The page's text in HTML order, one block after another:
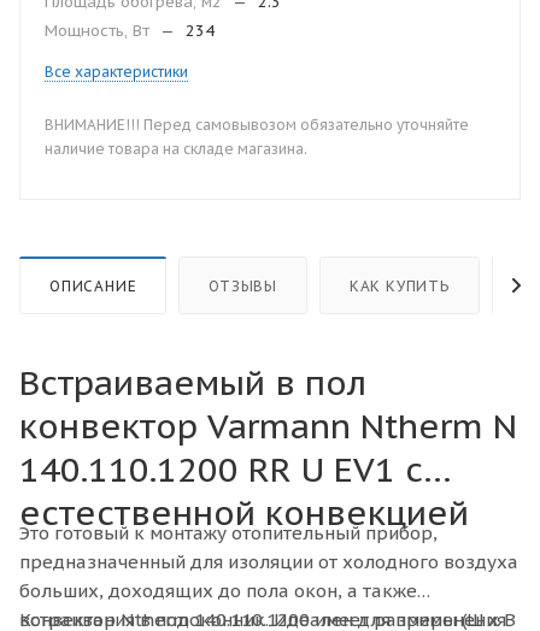
Мощность, Вт
— 234
Все характеристики
ВНИМАНИЕ!!! Перед самовывозом обязательно уточняйте
наличие товара на складе магазина.
ОПИСАНИЕ ОТЗЫВЫ КАК КУПИТЬ
Встраиваемый в пол
конвектор Varmann Ntherm N
140.110.1200 RR U EV1 с
естественной конвекцией
Это готовый к монтажу отопительный прибор,
предназначенный для изоляции от холодного воздуха
больших, доходящих до пола окон, а также
встраивания в подоконник. Идеален для применения
Конвектор Ntherm 140.110.1200 имеет размеры (Ш x В